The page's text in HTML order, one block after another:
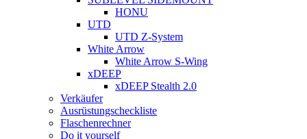
HONU
UTD
UTD Z-System
White Arrow
White Arrow S-Wing
xDEEP
xDEEP Stealth 2.0
Verkäufer
Ausrüstungscheckliste
Flaschenrechner
Do it yourself